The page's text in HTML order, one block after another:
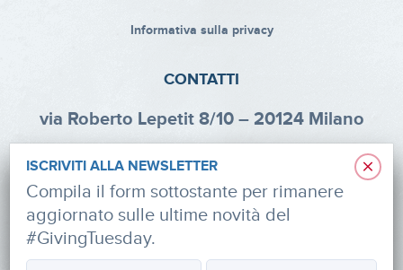
Informativa sulla privacy
CONTATTI
via Roberto Lepetit 8/10 – 20124 Milano
Tel: +39 02 47924880
CF: 91374340379
×
ISCRIVITI ALLA NEWSLETTER
Compila il form sottostante per rimanere
aggiornato sulle ultime novità del
#GivingTuesday.